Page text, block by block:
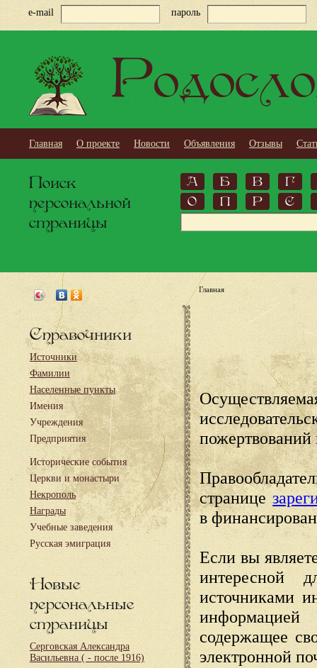
e-mail пароль
Главная О проекте Новости Объявления Отзывы
Поиск
персональной
страницы
А Б В
Г
О
П Р С
Справочники
Источники
Фамилии
Населенные пункты
Имения
Учреждения
Предприятия
Исторические события
Церкви и монастыри
Некрополь
Награды
Учебные заведения
Русская эмиграция
Новые
персональные
страницы
Серговская Александра
Васильевна ( - после 1916)
Главная
пожертвований
странице
в
Если вы
интересной
источниками
содержащее
электронной